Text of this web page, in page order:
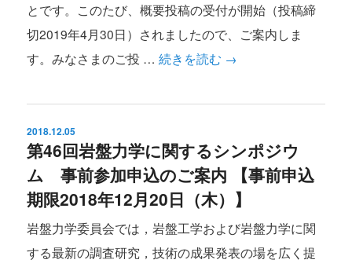
とです。このたび、概要投稿の受付が開始（投稿締
切2019年4月30日）されましたので、ご案内しま
す。みなさまのご投 …続きを読む →
2018.12.05
第46回岩盤力学に関するシンポジウ
ム 事前参加申込のご案内 【事前申込
期限2018年12月20日（木）】
岩盤力学委員会では，岩盤工学および岩盤力学に関
する最新の調査研究，技術の成果発表の場を広く提